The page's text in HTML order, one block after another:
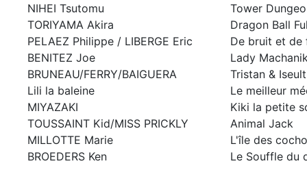
NIHEI Tsutomu
Tower
TORIYAMA Akira
Dragon Ball
PELAEZ Philippe / LIBERGE Eric
De bruit et de
BENITEZ Joe
Lady
BRUNEAU/FERRY/BAIGUERA
Tristan & Iseult
Lili la baleine
Le meilleur
MIYAZAKI
Kiki la petite
TOUSSAINT Kid/MISS PRICKLY
Animal Jack
MILLOTTE Marie
L'île des
BROEDERS Ken
Le Souffle du